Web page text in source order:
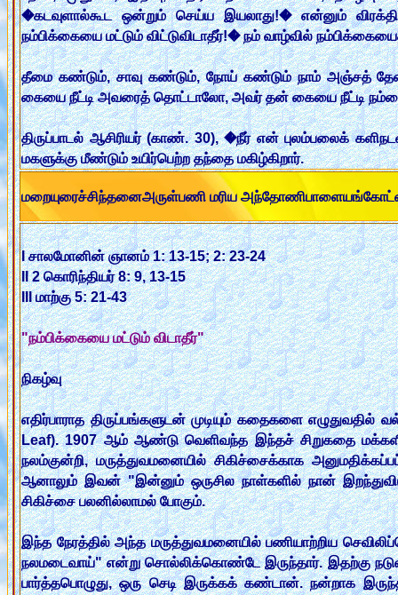
�கடவுளால்கூட ஒன்றும் செய்ய இயலாது!� என்னும்
நம்பிக்கையை மட்டும் விட்டுவிடாதீர்!� நம் வாழ்வில்
தீமை கண்டும், சாவு கண்டும், நோய் கண்டும் நாம் அஞ்சத்
கையை நீட்டி அவரைத் தொட்டாலோ, அவர் தன் கையை நீட்டி
திருப்பாடல் ஆசிரியர் (காண். 30), �நீர் என் புலம்பலைக்
மகளுக்கு மீண்டும் உயிர்பெற்ற தந்தை மகிழ்கிறார்.
மறையுரைச்சிந்தனைஅருள்பணி மரிய
I சாலமோனின் ஞானம் 1: 13-15; 2: 23-24
II 2 கொரிந்தியர் 8: 9, 13-15
III மாற்கு 5: 21-43
"நம்பிக்கையை மட்டும் விடாதீர்"
நிகழ்வு
எதிர்பாராத திருப்பங்களுடன் முடியும் கதைகளை
Leaf). 1907 ஆம் ஆண்டு வெளிவந்த இந்தச் சிறுகதை
நலம்குன்றி, மருத்துவமனையில் சிகிச்சைக்காக
ஆனாலும் இவன் "இன்னும் ஒருசில நாள்களில் நான்
சிகிச்சை பலனில்லாமல் போகும்.
இந்த நேரத்தில் அந்த மருத்துவமனையில் பணியாற்றிய
நலமடைவாய்" என்று சொல்லிக்கொண்டே இருந்தார். இதற்கு
பார்த்தபொழுது, ஒரு செடி இருக்கக் கண்டான். நன்றாக